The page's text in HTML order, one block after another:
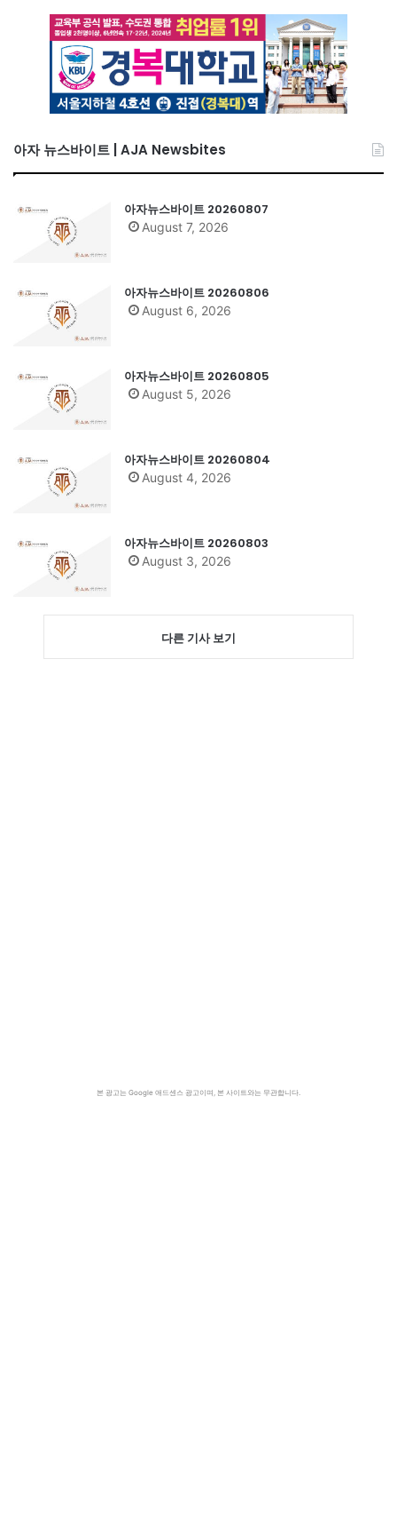
아자 뉴스바이트 | AJA Newsbites
아자뉴스바이트 20260807
August 7, 2026
아자뉴스바이트 20260806
August 6, 2026
아자뉴스바이트 20260805
August 5, 2026
아자뉴스바이트 20260804
August 4, 2026
아자뉴스바이트 20260803
August 3, 2026
다른 기사 보기
본 광고는 Google 애드센스 광고이며, 본 사이트와는 무관합니다.